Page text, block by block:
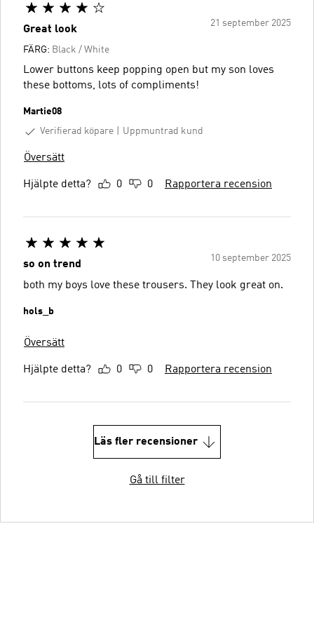
21 september 2025
Great look
FÄRG: Black / White
Lower buttons keep popping open but my son loves
these bottoms, lots of compliments!
Martie08
Verifierad köpare
Uppmuntrad kund
Översätt
Hjälpte detta? 0 0 Rapportera recension
10 september 2025
so on trend
both my boys love these trousers. They look great on.
hols_b
Översätt
Hjälpte detta? 0 0 Rapportera recension
Läs fler recensioner
Gå till filter